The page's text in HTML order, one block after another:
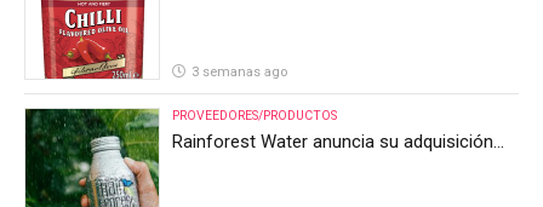
3 semanas ago
PROVEEDORES/PRODUCTOS
Rainforest Water anuncia su adquisición